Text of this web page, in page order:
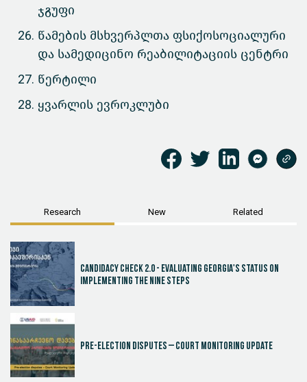
ჯგუფი
წამების მსხვერპლთა ფსიქოსოციალური
და სამედიცინო რეაბილიტაციის ცენტრი
წერტილი
ყვარლის ევროკლუბი
Research New Related
Candidacy Check 2.0 - Evaluating Georgia's Status on
Implementing the Nine Steps
Pre-election disputes – Court Monitoring Update